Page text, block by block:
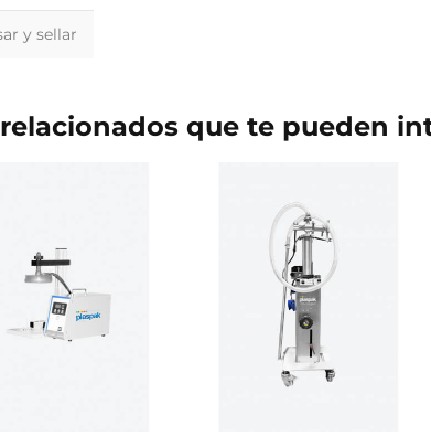
y sellar
que te pueden